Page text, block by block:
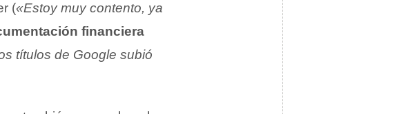
(«Estoy muy contento, ya
financiera
títulos de Google subió